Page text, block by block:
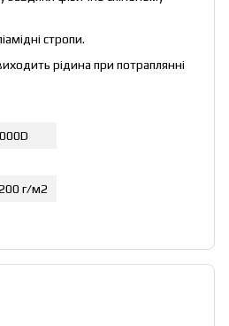
стропи.
рідина при потраплянні
г/м2